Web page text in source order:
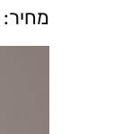
מחיר: 670 ₪ ל-100 מ"ל.